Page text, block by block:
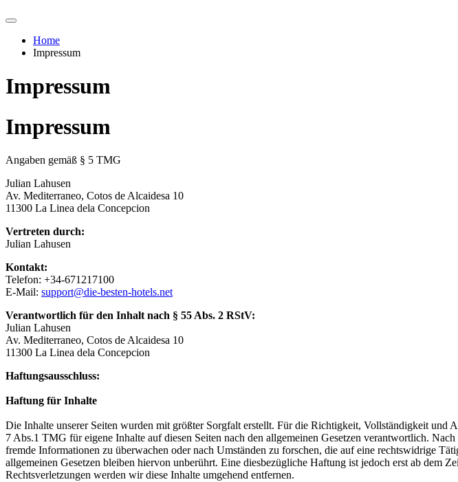
Home
Impressum
Impressum
Impressum
Angaben gemäß § 5 TMG
Julian Lahusen
Av. Mediterraneo, Cotos de Alcaidesa 10
11300 La Linea dela Concepcion
Vertreten durch:
Julian Lahusen
Kontakt:
Telefon: +34-671217100
E-Mail: support@die-besten-hotels.net
Verantwortlich für den Inhalt nach § 55 Abs. 2 RStV:
Julian Lahusen
Av. Mediterraneo, Cotos de Alcaidesa 10
11300 La Linea dela Concepcion
Haftungsausschluss:
Haftung für Inhalte
Die Inhalte unserer Seiten wurden mit größter Sorgfalt erstellt. Für die Richtigkeit, Vollständigkeit
7 Abs.1 TMG für eigene Inhalte auf diesen Seiten nach den allgemeinen Gesetzen verantwortlich.
fremde Informationen zu überwachen oder nach Umständen zu forschen, die auf eine rechtswidrige
allgemeinen Gesetzen bleiben hiervon unberührt. Eine diesbezügliche Haftung ist jedoch erst ab dem
Rechtsverletzungen werden wir diese Inhalte umgehend entfernen.